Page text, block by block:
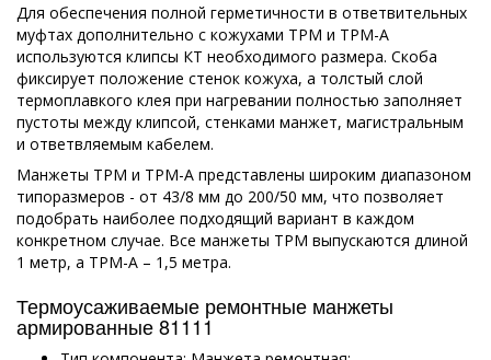
Для обеспечения полной герметичности в ответвительных
муфтах дополнительно с кожухами ТРМ и ТРМ-А
используются клипсы КТ необходимого размера. Скоба
фиксирует положение стенок кожуха, а толстый слой
термоплавкого клея при нагревании полностью заполняет
пустоты между клипсой, стенками манжет, магистральным
и ответвляемым кабелем.
Манжеты ТРМ и ТРМ-А представлены широким диапазоном
типоразмеров - от 43/8 мм до 200/50 мм, что позволяет
подобрать наиболее подходящий вариант в каждом
конкретном случае. Все манжеты ТРМ выпускаются длиной
1 метр, а ТРМ-А – 1,5 метра.
Термоусаживаемые ремонтные манжеты
армированные 81111